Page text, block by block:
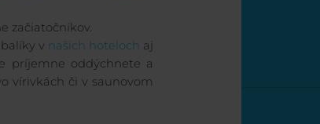
začiatočníkov.
v našich hoteloch aj
príjemne oddýchnete a
vírivkách či v saunovom